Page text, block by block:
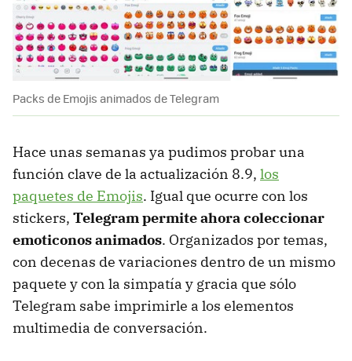
Packs de Emojis animados de Telegram
Hace unas semanas ya pudimos probar una
función clave de la actualización 8.9, los
paquetes de Emojis. Igual que ocurre con los
stickers, Telegram permite ahora coleccionar
emoticonos animados. Organizados por temas,
con decenas de variaciones dentro de un mismo
paquete y con la simpatía y gracia que sólo
Telegram sabe imprimirle a los elementos
multimedia de conversación.